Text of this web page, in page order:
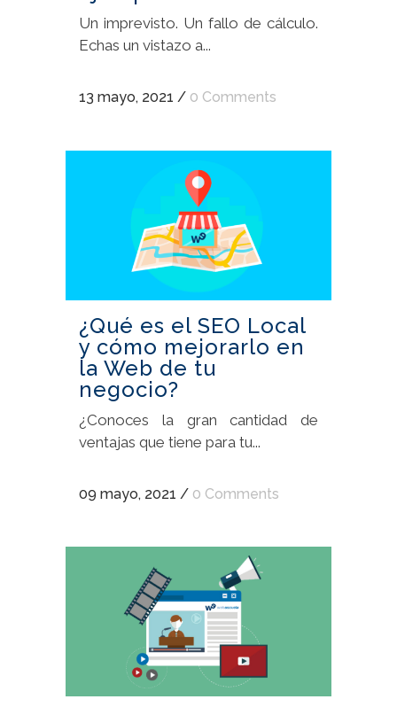
Un imprevisto. Un fallo de cálculo.
Echas un vistazo a...
13 mayo, 2021 / 0 Comments
¿Qué es el SEO Local
y cómo mejorarlo en
la Web de tu
negocio?
¿Conoces la gran cantidad de
ventajas que tiene para tu...
09 mayo, 2021 / 0 Comments